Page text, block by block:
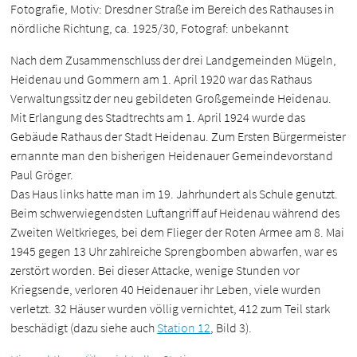
Fotografie, Motiv: Dresdner Straße im Bereich des Rathauses in
nördliche Richtung, ca. 1925/30, Fotograf: unbekannt
Nach dem Zusammenschluss der drei Landgemeinden Mügeln,
Heidenau und Gommern am 1. April 1920 war das Rathaus
Verwaltungssitz der neu gebildeten Großgemeinde Heidenau.
Mit Erlangung des Stadtrechts am 1. April 1924 wurde das
Gebäude Rathaus der Stadt Heidenau. Zum Ersten Bürgermeister
ernannte man den bisherigen Heidenauer Gemeindevorstand
Paul Gröger.
Das Haus links hatte man im 19. Jahrhundert als Schule genutzt.
Beim schwerwiegendsten Luftangriff auf Heidenau während des
Zweiten Weltkrieges, bei dem Flieger der Roten Armee am 8. Mai
1945 gegen 13 Uhr zahlreiche Sprengbomben abwarfen, war es
zerstört worden. Bei dieser Attacke, wenige Stunden vor
Kriegsende, verloren 40 Heidenauer ihr Leben, viele wurden
verletzt. 32 Häuser wurden völlig vernichtet, 412 zum Teil stark
beschädigt (dazu siehe auch Station 12, Bild 3).